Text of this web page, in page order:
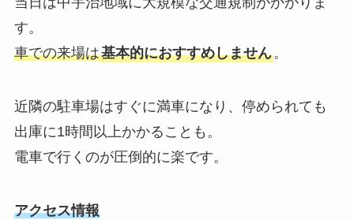
す。
車での来場は基本的におすすめしません。
近隣の駐車場はすぐに満車になり、停められても
出庫に1時間以上かかることも。
電車で行くのが圧倒的に楽です。
アクセス情報